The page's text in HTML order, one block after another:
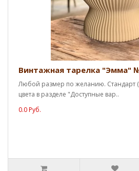
Винтажная тарелка "Эмма"
Любой размер по желанию.
цвета в разделе "Доступные вар..
0.0 Руб.